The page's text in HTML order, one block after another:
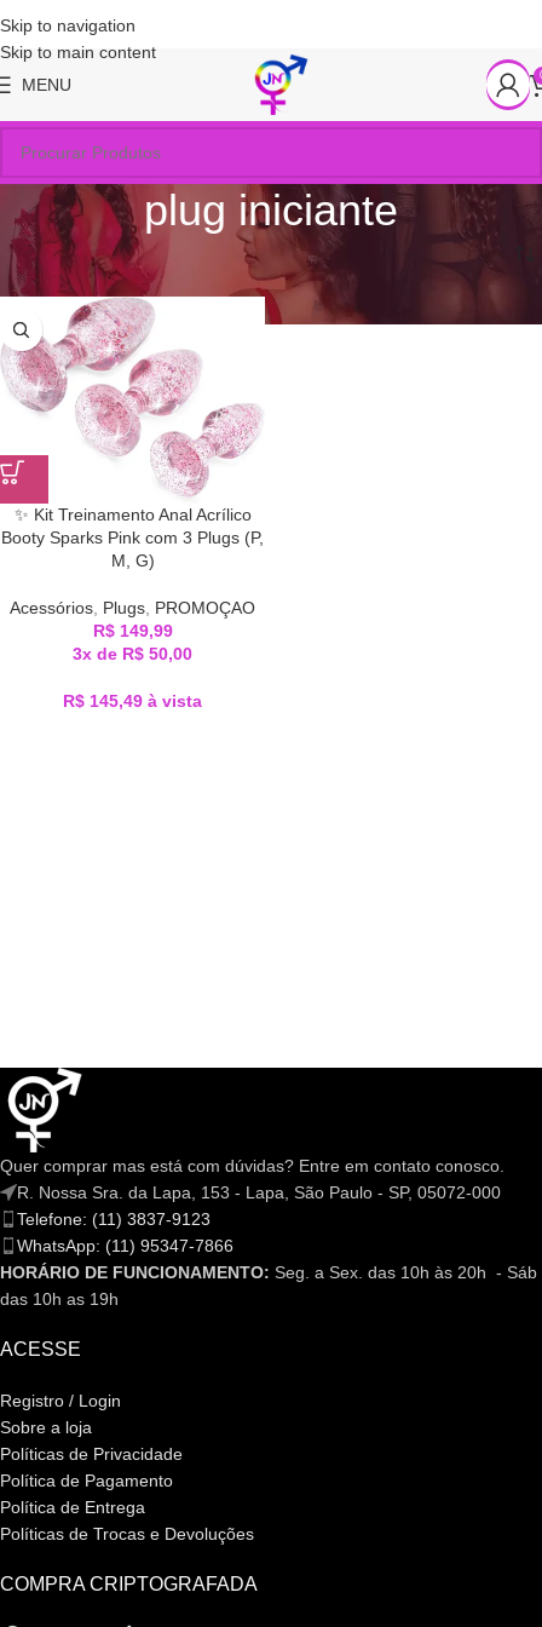
Skip to navigation
Skip to main content
MENU
plug iniciante
Início Produtos marcados com a tag “plug iniciante”
✨ Kit Treinamento Anal Acrílico
Booty Sparks Pink com 3 Plugs (P,
M, G)
Acessórios Plugs PROMOÇAO
R$149,99
3x de R$ 50,00
R$ 145,49 à vista
Quer comprar mas está com dúvidas? Entre em contato conosco.
R. Nossa Sra. da Lapa, 153 - Lapa, São Paulo - SP, 05072-000
Telefone: (11) 3837-9123
WhatsApp: (11) 95347-7866
HORÁRIO DE FUNCIONAMENTO: Seg. a Sex. das 10h às 20h - Sáb
das 10h as 19h
ACESSE
Registro / Login
Sobre a loja
Políticas de Privacidade
Política de Pagamento
Política de Entrega
Políticas de Trocas e Devoluções
COMPRA CRIPTOGRAFADA